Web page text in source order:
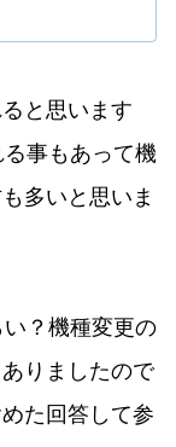
と思います
事もあって機
多いと思いま
？機種変更の
りましたので
た回答して参